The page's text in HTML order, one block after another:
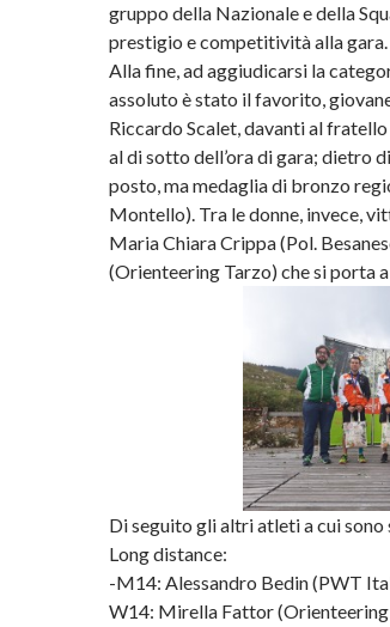
gruppo della Nazionale e della
prestigio e competitività alla gara.
Alla fine, ad aggiudicarsi la
assoluto è stato il favorito,
Riccardo Scalet, davanti al
al di sotto dell’ora di gara; dietro
posto, ma medaglia di bronzo
Montello). Tra le donne, invece,
Maria Chiara Crippa (Pol.
(Orienteering Tarzo) che si porta
Di seguito gli altri atleti a cui
Long distance:
-M14: Alessandro Bedin (PWT
W14: Mirella Fattor